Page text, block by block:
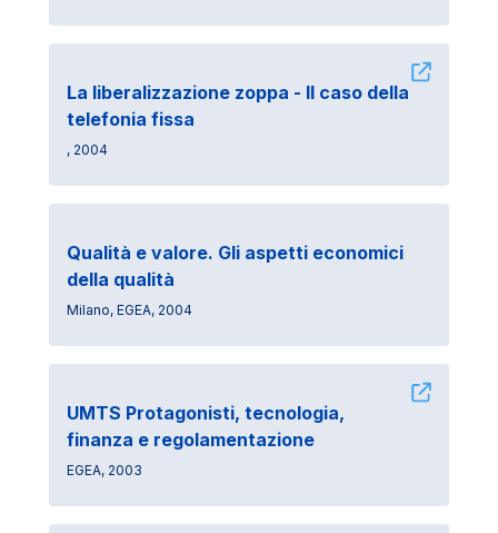
La liberalizzazione zoppa - Il caso della
telefonia fissa
, 2004
Qualità e valore. Gli aspetti economici
della qualità
Milano, EGEA, 2004
UMTS Protagonisti, tecnologia,
finanza e regolamentazione
EGEA, 2003